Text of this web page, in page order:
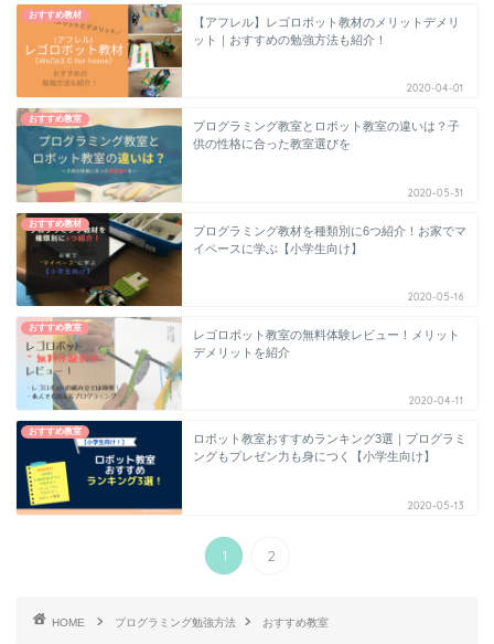
おすすめ教材
【アフレル】レゴロボット教材のメリットデメリ
ット｜おすすめの勉強方法も紹介！
2020-04-01
おすすめ教室
プログラミング教室とロボット教室の違いは？子
供の性格に合った教室選びを
2020-05-31
おすすめ教材
プログラミング教材を種類別に6つ紹介！お家でマ
イペースに学ぶ【小学生向け】
2020-05-16
おすすめ教室
レゴロボット教室の無料体験レビュー！メリット
デメリットを紹介
2020-04-11
おすすめ教室
ロボット教室おすすめランキング3選｜プログラミ
ングもプレゼン力も身につく【小学生向け】
2020-05-13
1 2
HOME プログラミング勉強方法 おすすめ教室